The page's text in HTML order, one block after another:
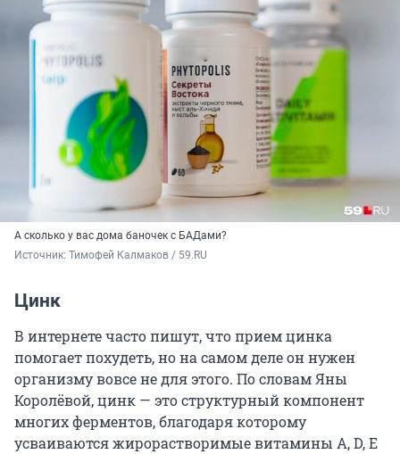
А сколько у вас дома баночек с БАДами?
Источник: Тимофей Калмаков / 59.RU
Цинк
В интернете часто пишут, что прием цинка
помогает похудеть, но на самом деле он нужен
организму вовсе не для этого. По словам Яны
Королёвой, цинк — это структурный компонент
многих ферментов, благодаря которому
усваиваются жирорастворимые витамины A, D, E